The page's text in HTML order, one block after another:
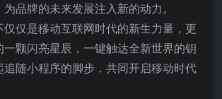
品牌的未来发展注入新的动力。
仅仅是移动互联网时代的新生力量，更
一颗闪亮星辰，一键触达全新世界的钥
追随小程序的脚步，共同开启移动时代